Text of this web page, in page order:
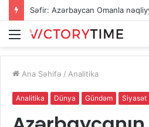
Menu
Ana Səhifə / Analitika
Analitika Dünya Gündəm Siyasət